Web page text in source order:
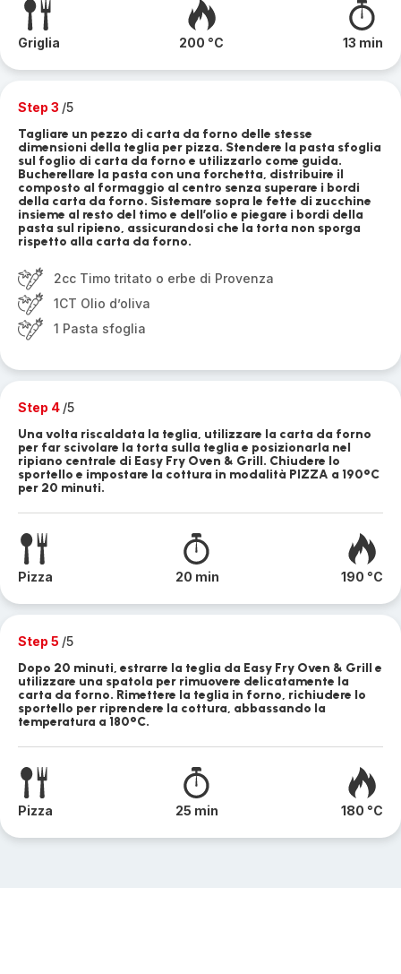
Griglia 200 °C 13 min
Step 3 /5
Tagliare un pezzo di carta da forno delle stesse
dimensioni della teglia per pizza. Stendere la pasta sfoglia
sul foglio di carta da forno e utilizzarlo come guida.
Bucherellare la pasta con una forchetta, distribuire il
composto al formaggio al centro senza superare i bordi
della carta da forno. Sistemare sopra le fette di zucchine
insieme al resto del timo e dell’olio e piegare i bordi della
pasta sul ripieno, assicurandosi che la torta non sporga
rispetto alla carta da forno.
2cc Timo tritato o erbe di Provenza
1CT Olio d’oliva
1 Pasta sfoglia
Step 4 /5
Una volta riscaldata la teglia, utilizzare la carta da forno
per far scivolare la torta sulla teglia e posizionarla nel
ripiano centrale di Easy Fry Oven & Grill. Chiudere lo
sportello e impostare la cottura in modalità PIZZA a 190°C
per 20 minuti.
Pizza 20 min 190 °C
Step 5 /5
Dopo 20 minuti, estrarre la teglia da Easy Fry Oven & Grill e
utilizzare una spatola per rimuovere delicatamente la
carta da forno. Rimettere la teglia in forno, richiudere lo
sportello per riprendere la cottura, abbassando la
temperatura a 180°C.
Pizza 25 min 180 °C